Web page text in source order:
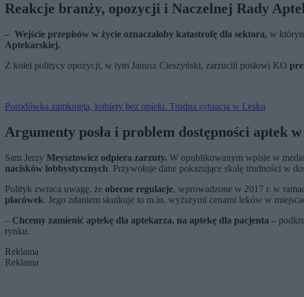
Reakcje branży, opozycji i Naczelnej Rady
– Wejście przepisów w życie oznaczałoby katastrofę dla sektora, w
Aptekarskiej.
Z kolei politycy opozycji, w tym Janusz Cieszyński, zarzucili posłowi KO
Porodówka zamknięta, kobiety bez opieki. Trudna sytuacja w Lesku
Argumenty posła i problem dostępności aptek w
Sam Jerzy Meysztowicz odpiera zarzuty. W opublikowanym wpisie w
nacisków lobbystycznych. Przywołuje dane pokazujące skalę trudności w
Polityk zwraca uwagę, że obecne regulacje, wprowadzone w 2017 r. w
placówek. Jego zdaniem skutkuje to m.in. wyższymi cenami leków w
– Chcemy zamienić aptekę dla aptekarza, na aptekę dla pacjenta –
rynku.
Reklama
Reklama